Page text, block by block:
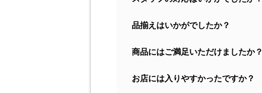
品揃えはいかがでしたか？
商品にはご満足いただけましたか？
お店には入りやすかったですか？